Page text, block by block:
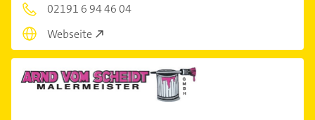
02191 6 94 46 04
Webseite